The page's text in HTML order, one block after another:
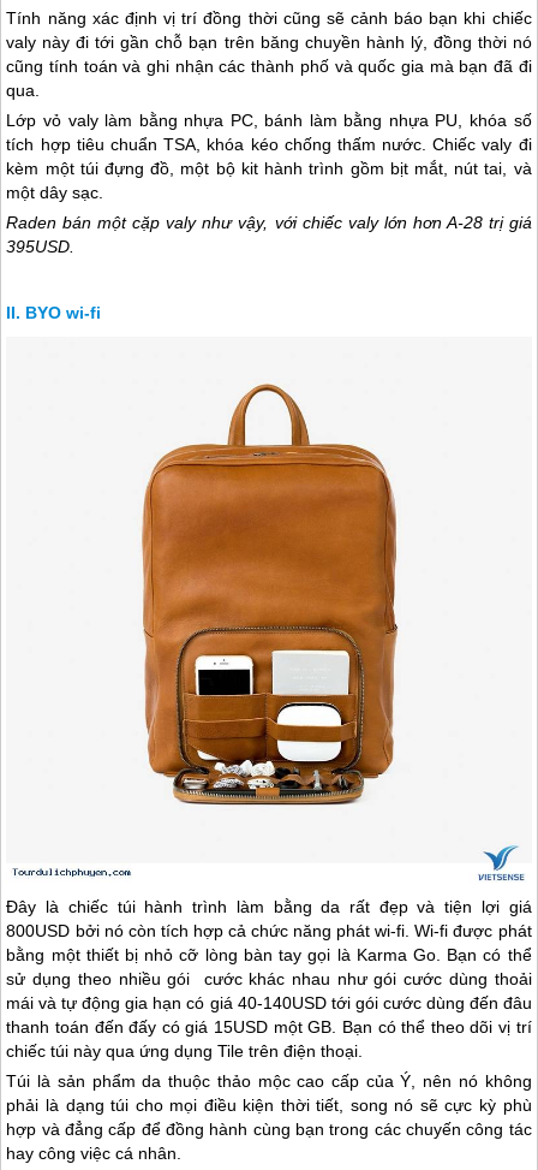
Tính năng xác định vị trí đồng thời cũng sẽ cảnh báo bạn khi chiếc
valy này đi tới gần chỗ bạn trên băng chuyền hành lý, đồng thời nó
cũng tính toán và ghi nhận các thành phố và quốc gia mà bạn đã đi
qua.
Lớp vỏ valy làm bằng nhựa PC, bánh làm bằng nhựa PU, khóa số
tích hợp tiêu chuẩn TSA, khóa kéo chống thấm nước. Chiếc valy đi
kèm một túi đựng đồ, một bộ kit hành trình gồm bịt mắt, nút tai, và
một dây sạc.
Raden bán một cặp valy như vậy, với chiếc valy lớn hơn A-28 trị giá
395USD.
BYO wi-fi
Đây là chiếc túi hành trình làm bằng da rất đẹp và tiện lợi giá
800USD bởi nó còn tích hợp cả chức năng phát wi-fi. Wi-fi được phát
bằng một thiết bị nhỏ cỡ lòng bàn tay gọi là Karma Go. Bạn có thể
sử dụng theo nhiều gói cước khác nhau như gói cước dùng thoải
mái và tự động gia hạn có giá 40-140USD tới gói cước dùng đến đâu
thanh toán đến đấy có giá 15USD một GB. Bạn có thể theo dõi vị trí
chiếc túi này qua ứng dụng Tile trên điện thoại.
Túi là sản phẩm da thuộc thảo mộc cao cấp của Ý, nên nó không
phải là dạng túi cho mọi điều kiện thời tiết, song nó sẽ cực kỳ phù
hợp và đẳng cấp để đồng hành cùng bạn trong các chuyến công tác
hay công việc cá nhân.